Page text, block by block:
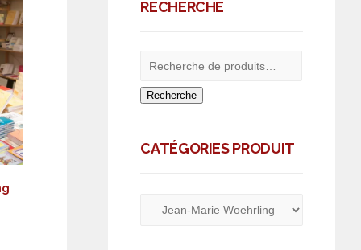
RECHERCHE
Recherche
CATÉGORIES PRODUIT